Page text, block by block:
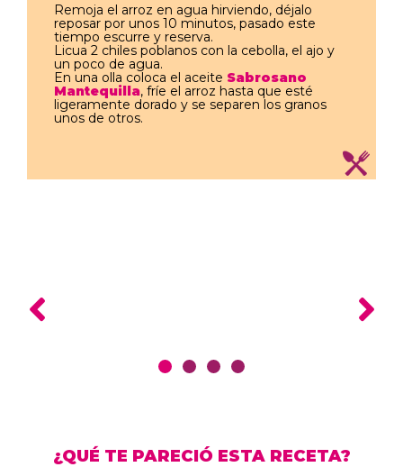
Remoja el arroz en agua hirviendo, déjalo
reposar por unos 10 minutos, pasado este
tiempo escurre y reserva.
Licua 2 chiles poblanos con la cebolla, el ajo y
un poco de agua.
En una olla coloca el aceite Sabrosano
Mantequilla, fríe el arroz hasta que esté
ligeramente dorado y se separen los granos
unos de otros.
¿QUÉ TE PARECIÓ ESTA RECETA?